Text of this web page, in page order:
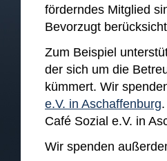
förderndes Mitglied
Bevorzugt
Zum Beispiel
der sich um die
kümmert. Wir
e.V. in Aschaffenburg
Café Sozial e.V. in
Wir spenden